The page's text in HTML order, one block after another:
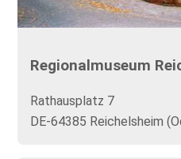
Regionalmuseum
Rathausplatz 7
DE-64385 Reichelsheim